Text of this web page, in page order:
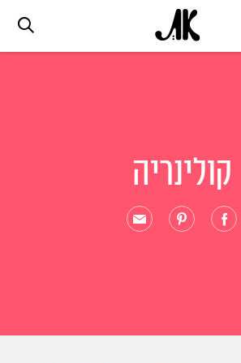
ביוטי
קולינריה